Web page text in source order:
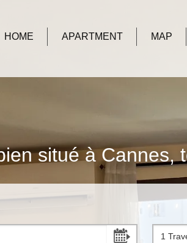
HOME APARTMENT MAP
situé à Cannes,
1